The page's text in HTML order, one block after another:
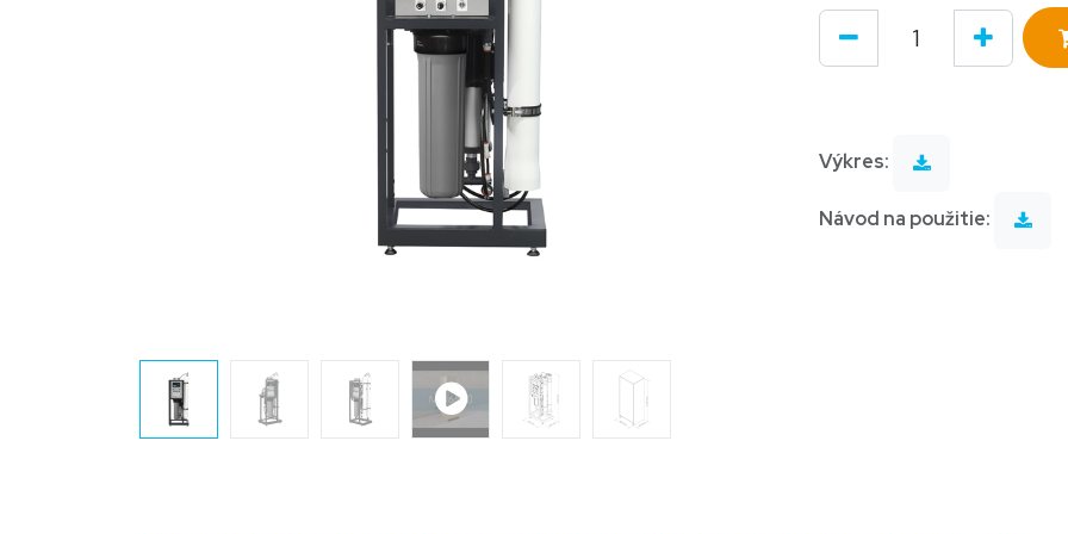
Výkres:
Návod na použitie: